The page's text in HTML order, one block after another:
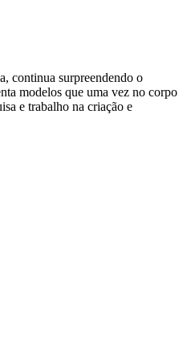
continua surpreendendo o
modelos que uma vez no corpo
e trabalho na criação e